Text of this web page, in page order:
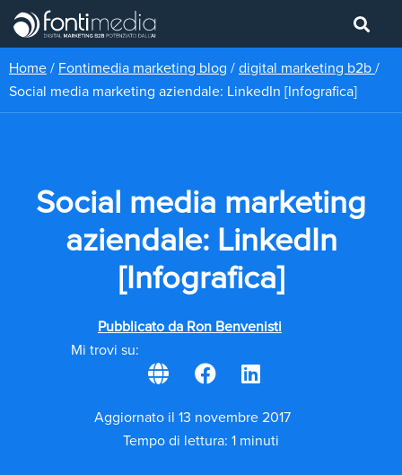
Home / Fontimedia marketing blog / digital marketing b2b /
Social media marketing aziendale: LinkedIn [Infografica]
Social media marketing
aziendale: LinkedIn
[Infografica]
Pubblicato da Ron Benvenisti
Mi trovi su:
Aggiornato il 13 novembre 2017
Tempo di lettura: 1 minuti